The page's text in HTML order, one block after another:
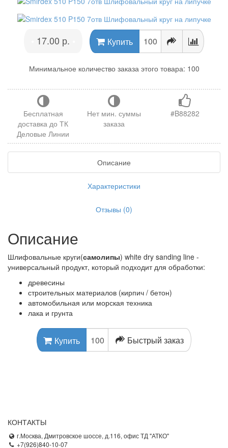
17.00 р. Купить
Минимальное количество заказа этого товара: 100
Бесплатная
доставка до ТК
Деловые Линии
Нет мин. суммы
заказа
#B88282
Описание
Характеристики
Отзывы (0)
Описание
Шлифовальные круги(самолипы) white dry sanding line -
универсальный продукт, который подходит для обработки:
древесины
строительных материалов (кирпич / бетон)
автомобильная или морская техника
лака и грунта
Купить Быстрый заказ
КОНТАКТЫ
г.Москва, Дмитровское шоссе, д.116, офис ТД "АТКО"
+7(926)840-10-07